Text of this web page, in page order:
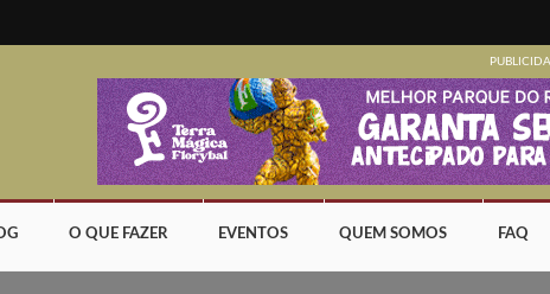
O QUE FAZER EVENTOS QUEM SOMOS FAQ